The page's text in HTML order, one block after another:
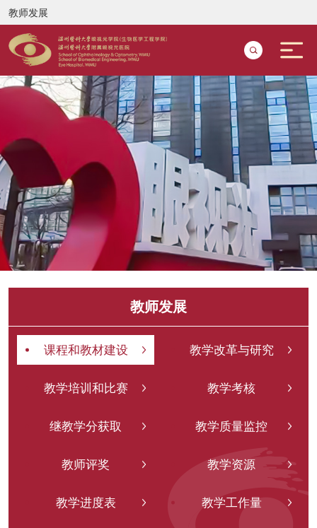
教师发展
教师发展
课程和教材建设 教学改革与研究
教学培训和比赛 教学考核
继教学分获取 教学质量监控
教师评奖 教学资源
教学进度表 教学工作量